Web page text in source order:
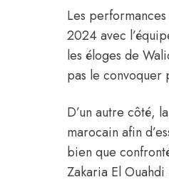
Les
2024 avec
les éloges de
pas le convoquer
D’un autre côté,
marocain afin
bien que
Zakaria El